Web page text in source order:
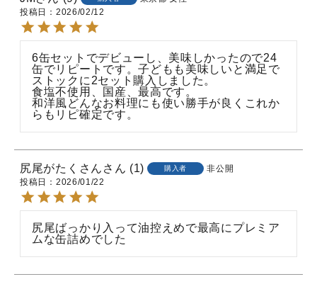
投稿日
2026/02/12
6缶セットでデビューし、美味しかったので24
缶でリピートです。子どもも美味しいと満足で
ストックに2セット購入しました。
食塩不使用、国産、最高です。
和洋風どんなお料理にも使い勝手が良くこれか
らもリピ確定です。
尻尾がたくさん 1 購入者
非公開
投稿日
2026/01/22
尻尾ばっかり入って油控えめで最高にプレミア
ムな缶詰めでした